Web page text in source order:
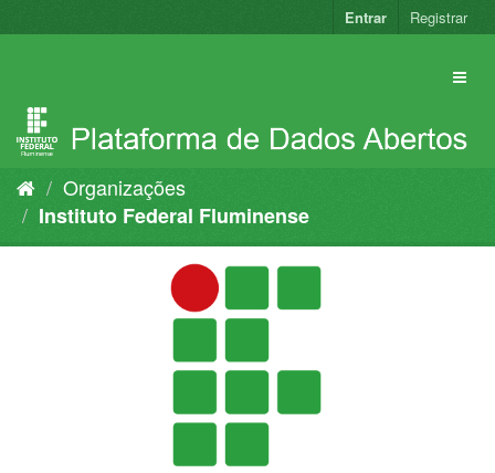
para
Entrar Registrar
Organizações
Instituto Federal Fluminense